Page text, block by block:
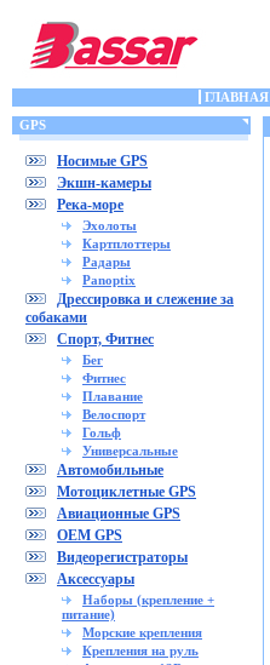
ГЛАВНАЯ
GPS
Носимые GPS
Экшн-камеры
Река-море
Эхолоты
Картплоттеры
Радары
Panoptix
Дрессировка и слежение за
собаками
Спорт, Фитнес
Бег
Фитнес
Плавание
Велоспорт
Гольф
Универсальные
Автомобильные
Мотоциклетные GPS
Авиационные GPS
OEM GPS
Видеорегистраторы
Аксессуары
Наборы (крепление +
питание)
Морские крепления
Крепления на руль